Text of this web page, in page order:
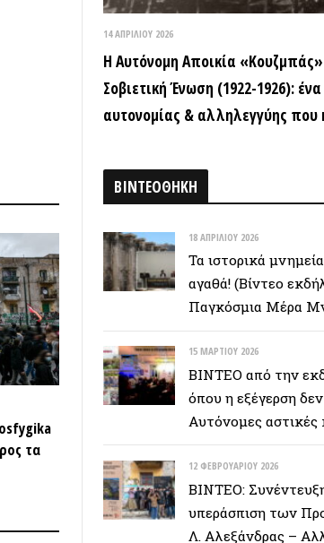
αγαθά! (Βίντεο εκδήλωσης) –
Παγκόσμια Μέρα Μνημείων
15 ΜΑΡΤΊΟΥ 2026
ΒΙΝΤΕΟ από την εκδήλωση: «Τόποι
όπου η εξέγερση δεν έμεινε ουτοπία:
12 ΦΕΒΡΟΥΑΡΊΟΥ 2026
ΒΙΝΤΕΟ: Συνέντευξη Τύπου για την
Λ. Αλεξάνδρας – Αλληλεγγύη στον
απεργό πείνας
ΣΥΝΕΝΤΕΥΞΕΙΣ
28 ΙΟΥΝΊΟΥ 2026
Colin Ward: Ο σπόρος κάτω απο το
χιόνι (Autonomedia, 2001)
15 ΙΟΥΝΊΟΥ 2026
Συνέντευξη Zygmunt Bauman: Η
ρευστή νεωτερικότητα
(Autonomedia, 2001)